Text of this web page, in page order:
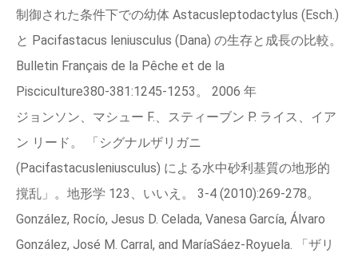
制御された条件下での幼体 Astacusleptodactylus (Esch.)
と Pacifastacus leniusculus (Dana) の生存と成長の比較。
Bulletin Français de la Pêche et de la
Pisciculture380‑381:1245‑1253。 2006 年
ジョンソン、マシュー F.、スティーブン P. ライス、イア
ン リード。 「シグナルザリガニ
(Pacifastacusleniusculus) による水中砂利基質の地形的
撹乱」。地形学 123、いいえ。 3‑4 (2010):269‑278。
González, Rocío, Jesus D. Celada, Vanesa García, Álvaro
González, José M. Carral, and MaríaSáez-Royuela. 「ザリ